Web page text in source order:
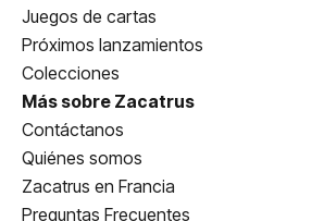
Juegos de cartas
Próximos lanzamientos
Colecciones
Más sobre Zacatrus
Contáctanos
Quiénes somos
Zacatrus en Francia
Preguntas Frecuentes